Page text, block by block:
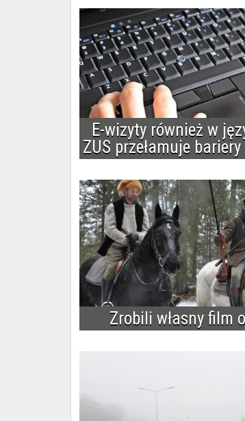
E-wizyty również w
ZUS przełamuje
Zrobili własny film